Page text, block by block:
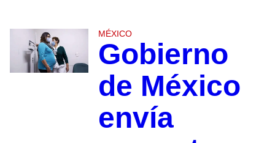
MÉXICO
Gobierno
de México
envía